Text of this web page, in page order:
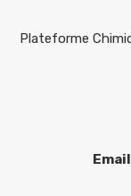
Plateforme